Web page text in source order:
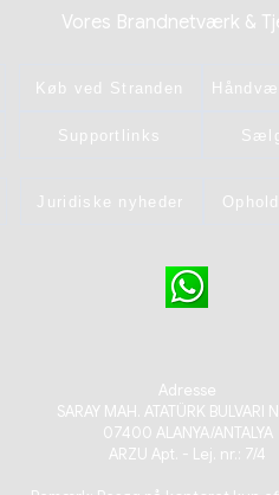
Vores Brandnetværk &
Køb ved Stranden
Supportlinks
Juridiske nyheder
Adresse
SARAY MAH. ATATÜRK BULVARI
07400 ALANYA/ANTALYA
ARZU Apt. - Lej. nr.: 7/4